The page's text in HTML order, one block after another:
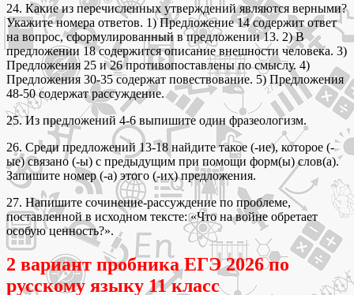
24. Какие из перечисленных утверждений являются верными?
Укажите номера ответов. 1) Предложение 14 содержит ответ
на вопрос, сформулированный в предложении 13. 2) В
предложении 18 содержится описание внешности человека. 3)
Предложения 25 и 26 противопоставлены по смыслу. 4)
Предложения 30-35 содержат повествование. 5) Предложения
48-50 содержат рассуждение.
25. Из предложений 4-6 выпишите один фразеологизм.
26. Среди предложений 13-18 найдите такое (-ие), которое (-
ые) связано (-ы) с предыдущим при помощи форм(ы) слов(а).
Запишите номер (-а) этого (-их) предложения.
27. Напишите сочинение-рассуждение по проблеме,
поставленной в исходном тексте: «Что на войне обретает
особую ценность?».
2 вариант пробника ЕГЭ 2026 по
русскому языку 11 класс